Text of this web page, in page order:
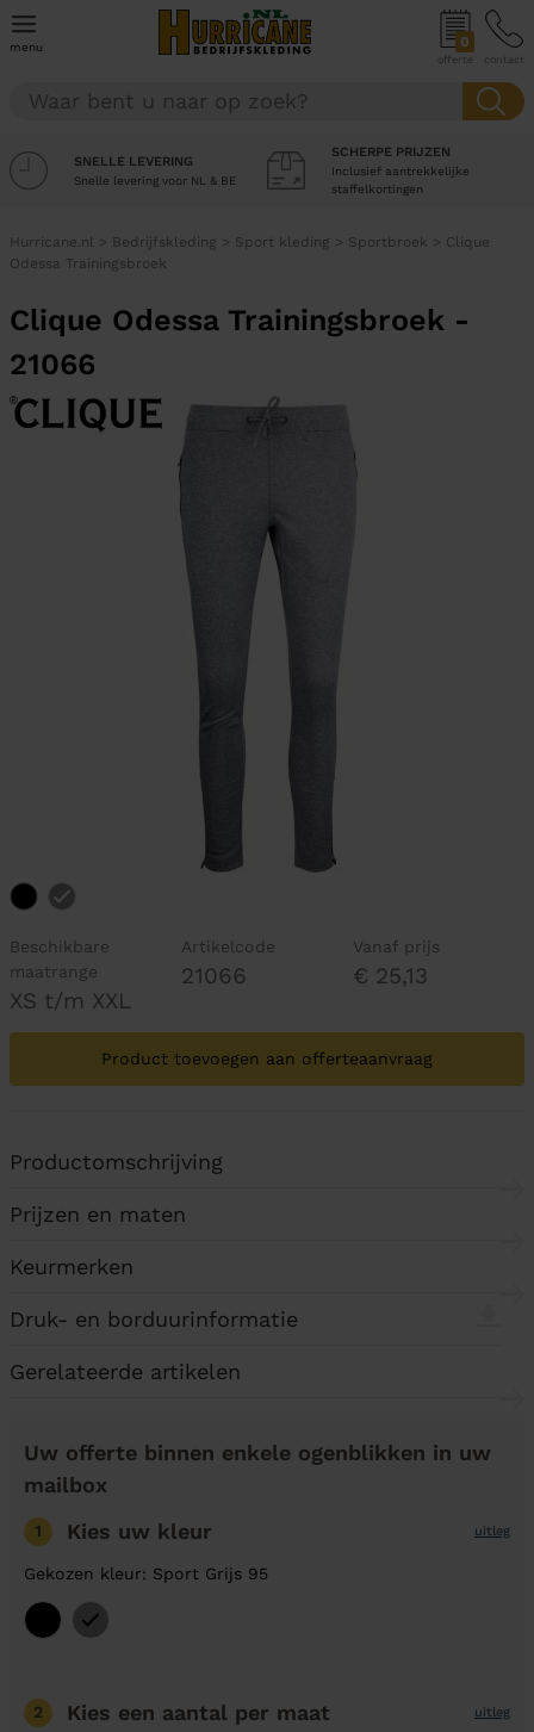
menu 0
offerte contact
SNELLE LEVERING
Snelle levering voor NL & BE
SCHERPE PRIJZEN
Inclusief aantrekkelijke
staffelkortingen
Hurricane.nl > Bedrijfskleding > Sport kleding > Sportbroek > Clique
Odessa Trainingsbroek
Clique Odessa Trainingsbroek -
21066
Beschikbare
maatrange
XS t/m XXL
Artikelcode
21066
Vanaf prijs
€ 25,13
Product toevoegen aan offerteaanvraag
Productomschrijving
Prijzen en maten
Keurmerken
Druk- en borduurinformatie
Gerelateerde artikelen
Uw offerte binnen enkele ogenblikken in uw
mailbox
1 Kies uw kleur uitleg
Gekozen kleur: Sport Grijs 95
2 Kies een aantal per maat uitleg